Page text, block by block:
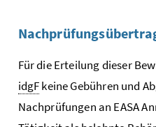
Für die Erteilung dieser
idgFkeine Gebühren und
Nachprüfungen an EASA